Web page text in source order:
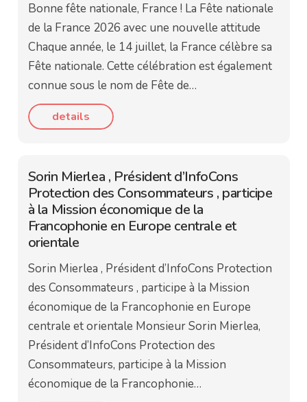
Bonne fête nationale, France ! La Fête nationale
de la France 2026 avec une nouvelle attitude
Chaque année, le 14 juillet, la France célèbre sa
Fête nationale. Cette célébration est également
connue sous le nom de Fête de…
details
Sorin Mierlea , Président d’InfoCons
Protection des Consommateurs , participe
à la Mission économique de la
Francophonie en Europe centrale et
orientale
Sorin Mierlea , Président d’InfoCons Protection
des Consommateurs , participe à la Mission
économique de la Francophonie en Europe
centrale et orientale Monsieur Sorin Mierlea,
Président d’InfoCons Protection des
Consommateurs, participe à la Mission
économique de la Francophonie…